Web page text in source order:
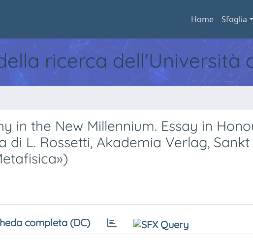
Home Sfoglia
ricerca dell'Università
in the New Millennium. Essay in
di L. Rossetti, Akademia Verlag, Sankt
completa (DC)